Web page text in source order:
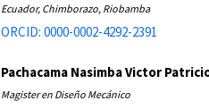
Ecuador, Chimborazo, Riobamba
ORCID: 0000-0002-4292-2391
Pachacama Nasimba Victor
Magister en Diseño Mecánico